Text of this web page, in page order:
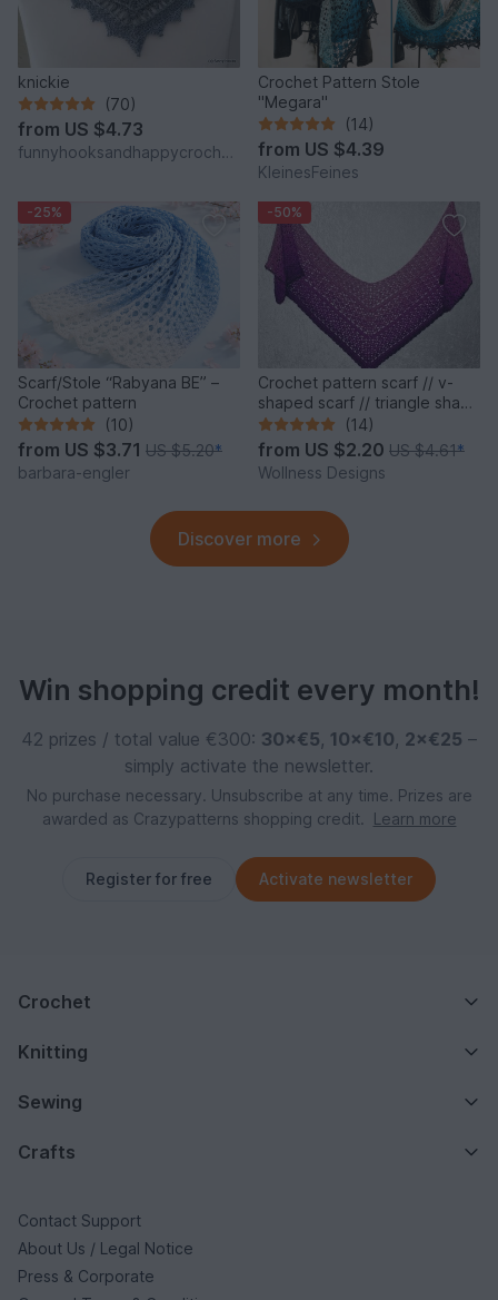
knickie
(70)
from US $4.73
funnyhooksandhappycrochets
Crochet Pattern Stole
"Megara"
(14)
from US $4.39
KleinesFeines
-25%
Scarf/Stole “Rabyana BE” –
Crochet pattern
(10)
from US $3.71 US $5.20*
barbara-engler
-50%
Crochet pattern scarf // v-
shaped scarf // triangle shawl
"Vinkel"
(14)
from US $2.20 US $4.61*
Wollness Designs
Discover more
Win shopping credit every month!
42 prizes / total value €300: 30×€5, 10×€10, 2×€25 –
simply activate the newsletter.
No purchase necessary. Unsubscribe at any time. Prizes are
awarded as Crazypatterns shopping credit.
Learn more
Register for free Activate newsletter
Crochet
Knitting
Sewing
Crafts
Contact Support
About Us / Legal Notice
Press & Corporate